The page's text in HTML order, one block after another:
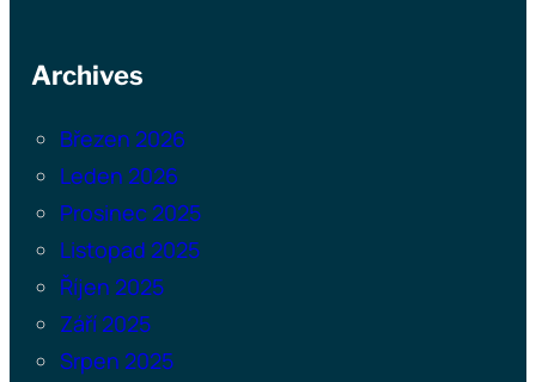
Archives
Březen 2026
Leden 2026
Prosinec 2025
Listopad 2025
Říjen 2025
Září 2025
Srpen 2025